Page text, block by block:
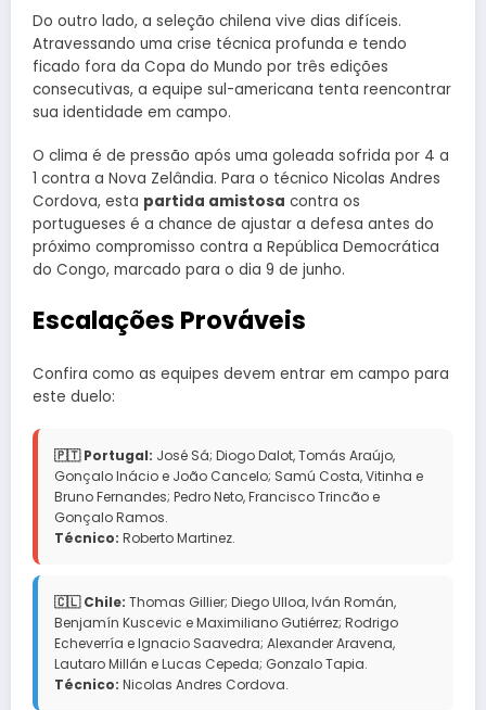
Do outro lado, a seleção chilena vive dias difíceis.
Atravessando uma crise técnica profunda e tendo
ficado fora da Copa do Mundo por três edições
consecutivas, a equipe sul-americana tenta reencontrar
sua identidade em campo.
O clima é de pressão após uma goleada sofrida por 4 a
1 contra a Nova Zelândia. Para o técnico Nicolas Andres
Cordova, esta partida amistosa contra os
portugueses é a chance de ajustar a defesa antes do
próximo compromisso contra a República Democrática
do Congo, marcado para o dia 9 de junho.
Escalações Prováveis
Confira como as equipes devem entrar em campo para
este duelo:
🇵🇹 Portugal: José Sá; Diogo Dalot, Tomás Araújo,
Gonçalo Inácio e João Cancelo; Samú Costa, Vitinha e
Bruno Fernandes; Pedro Neto, Francisco Trincão e
Gonçalo Ramos.
Técnico: Roberto Martinez.
🇨🇱 Chile: Thomas Gillier; Diego Ulloa, Iván Román,
Benjamín Kuscevic e Maximiliano Gutiérrez; Rodrigo
Echeverría e Ignacio Saavedra; Alexander Aravena,
Lautaro Millán e Lucas Cepeda; Gonzalo Tapia.
Técnico: Nicolas Andres Cordova.